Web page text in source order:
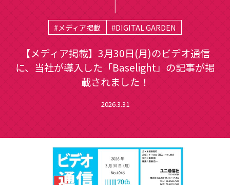
#メディア掲載 #DIGITAL GARDEN
【メディア掲載】3月30日(月)のビデオ通信
に、当社が導入した「Baselight」の記事が掲
載されました！
2026.3.31